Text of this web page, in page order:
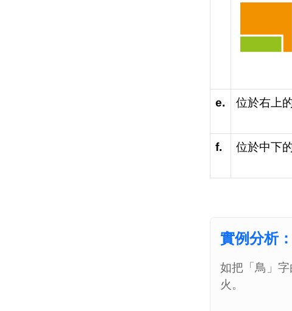
e. 位於右上
f. 位於中下
實例分析
如把「鳥」
火。